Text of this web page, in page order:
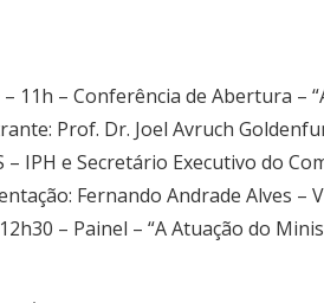
11h – Conferência de Abertura –
Prof. Dr. Joel Avruch
– IPH e Secretário Executivo do
Fernando Andrade Alves –
– Painel – “A Atuação do